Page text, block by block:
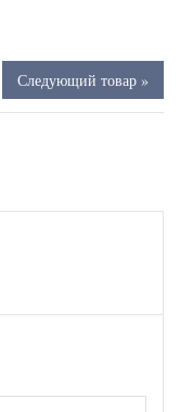
Следующий товар »